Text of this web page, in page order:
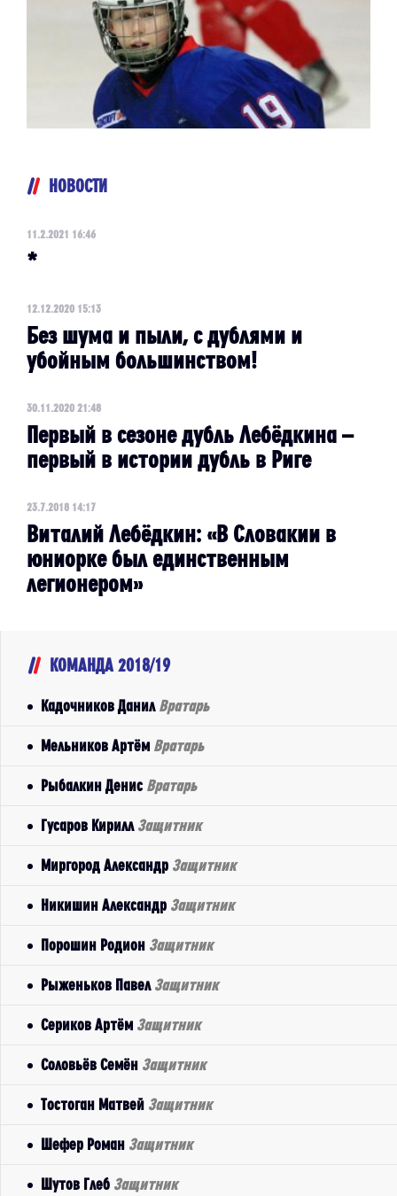
НОВОСТИ
11.2.2021 16:46
*
12.12.2020 15:13
Без шума и пыли, с дублями и
убойным большинством!
30.11.2020 21:48
Первый в сезоне дубль Лебёдкина –
первый в истории дубль в Риге
23.7.2018 14:17
Виталий Лебёдкин: «В Словакии в
юниорке был единственным
легионером»
КОМАНДА 2018/19
Кадочников Данил Вратарь
Мельников Артём Вратарь
Рыбалкин Денис Вратарь
Гусаров Кирилл Защитник
Миргород Александр Защитник
Никишин Александр Защитник
Порошин Родион Защитник
Рыженьков Павел Защитник
Сериков Артём Защитник
Соловьёв Семён Защитник
Тостоган Матвей Защитник
Шефер Роман Защитник
Шутов Глеб Защитник